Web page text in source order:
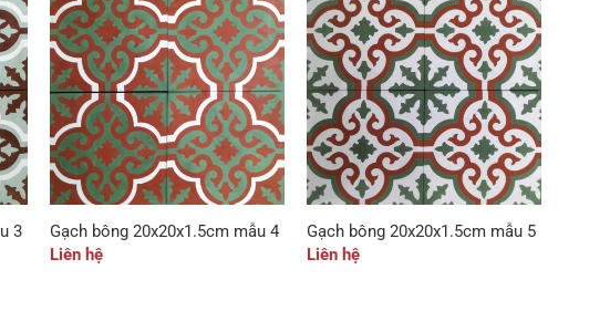
3
Gạch bông 20x20x1.5cm mẫu 4
Liên hệ
Gạch bông 20x20x1.5cm mẫu 5
Liên hệ